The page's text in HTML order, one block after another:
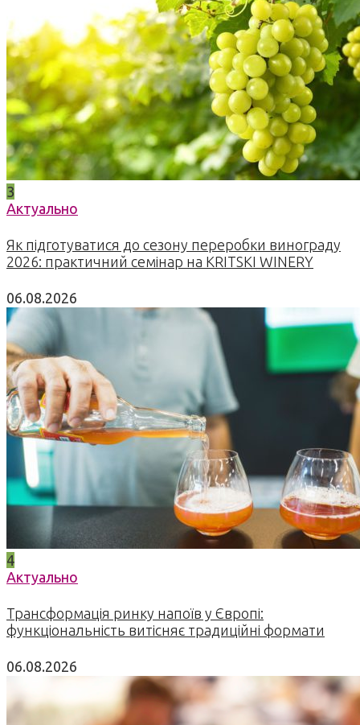
3
Актуально
Як підготуватися до сезону переробки винограду
2026: практичний семінар на KRITSKI WINERY
06.08.2026
4
Актуально
Трансформація ринку напоїв у Європі:
функціональність витісняє традиційні формати
06.08.2026